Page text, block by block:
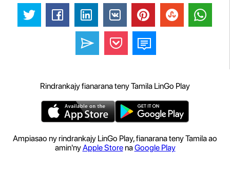
Rindrankajy fianarana teny Tamila LinGo Play
Ampiasao ny rindrankajy LinGo Play, fianarana teny Tamila ao
amin'nyApple StorenaGoogle Play